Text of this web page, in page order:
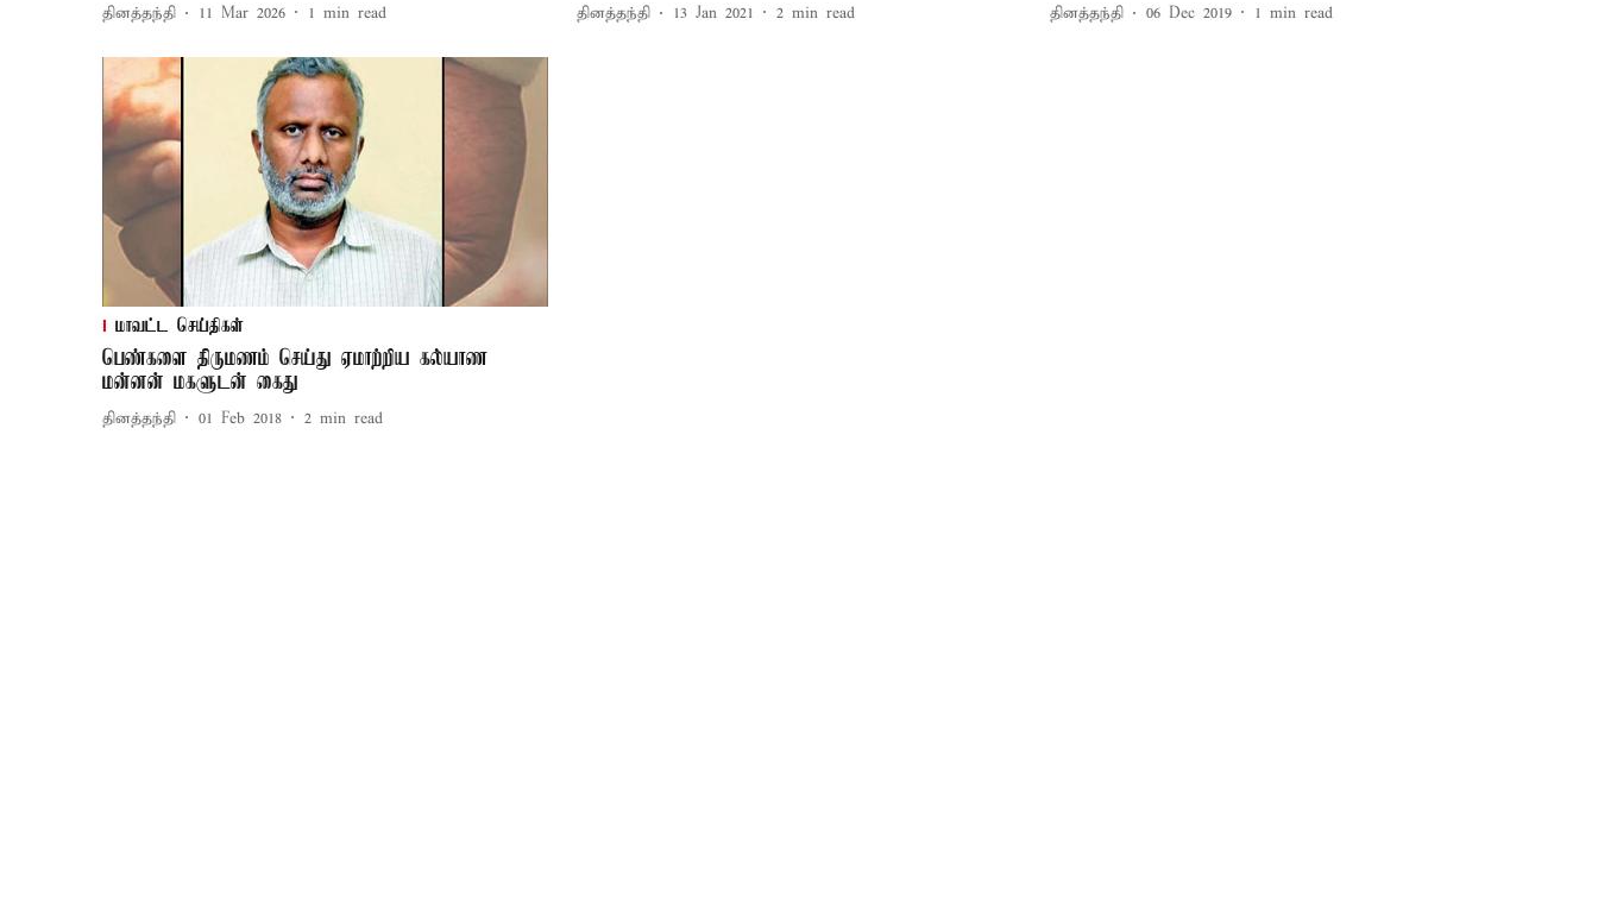
தினத்தந்தி 11 Mar 2026 1 min read தினத்தந்தி 13 Jan 2021 2 min read தினத்தந்தி 06 Dec 2019 1 min read
மாவட்ட செய்திகள்
பெண்களை திருமணம் செய்து ஏமாற்றிய கல்யாண
மன்னன் மகளுடன் கைது
தினத்தந்தி 01 Feb 2018 2 min read